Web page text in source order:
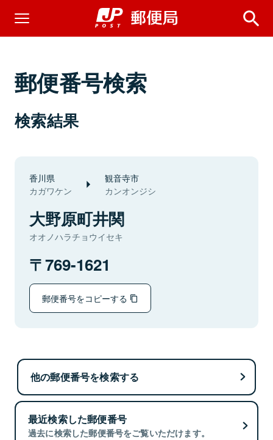
郵便番号検索
検索結果
香川県
カガワケン
観音寺市
カンオンジシ
大野原町井関
オオノハラチョウイセキ
769-1621
郵便番号をコピーする
他の郵便番号を検索する
最近検索した郵便番号
過去に検索した郵便番号をご覧いただけます。